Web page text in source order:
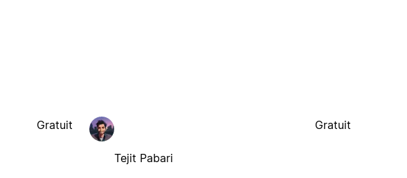
Gratuit
Tejit Pabari
Gratuit